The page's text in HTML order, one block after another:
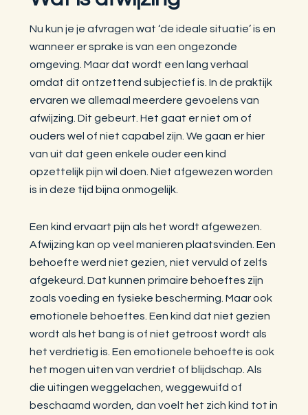
Nu kun je je afvragen wat ‘de ideale situatie’ is en
wanneer er sprake is van een ongezonde
omgeving. Maar dat wordt een lang verhaal
omdat dit ontzettend subjectief is. In de praktijk
ervaren we allemaal meerdere gevoelens van
afwijzing. Dit gebeurt. Het gaat er niet om of
ouders wel of niet capabel zijn. We gaan er hier
van uit dat geen enkele ouder een kind
opzettelijk pijn wil doen. Niet afgewezen worden
is in deze tijd bijna onmogelijk.
Een kind ervaart pijn als het wordt afgewezen.
Afwijzing kan op veel manieren plaatsvinden. Een
behoefte werd niet gezien, niet vervuld of zelfs
afgekeurd. Dat kunnen primaire behoeftes zijn
zoals voeding en fysieke bescherming. Maar ook
emotionele behoeftes. Een kind dat niet gezien
wordt als het bang is of niet getroost wordt als
het verdrietig is. Een emotionele behoefte is ook
het mogen uiten van verdriet of blijdschap. Als
die uitingen weggelachen, weggewuifd of
beschaamd worden, dan voelt het zich kind tot in